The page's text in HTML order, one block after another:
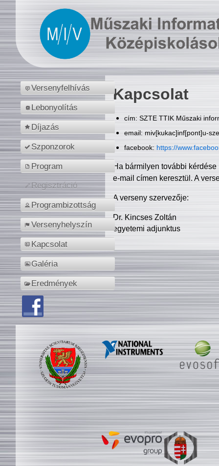
Versenyfelhívás
Lebonyolítás
Díjazás
Szponzorok
Program
Regisztráció
Programbizottság
Versenyhelyszín
Kapcsolat
Galéria
Eredmények
Kapcsolat
cím: SZTE TTIK Műszaki
email: miv[kukac]inf[pont]u-
facebook: https://
Ha bármilyen további
e-mail címen keresztül. A
A verseny szervezője:
Dr. Kincses Zoltán
egyetemi adjunktus